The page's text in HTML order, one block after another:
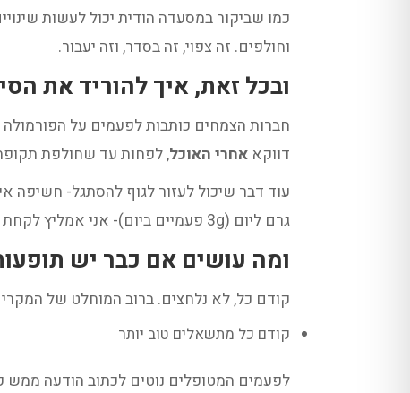
כמו שביקור במסעדה הודית יכול לעשות
וחולפים. זה צפוי, זה בסדר, וזה יעבור.
ובכל זאת, איך להוריד את
חברות הצמחים כותבות לפעמים על
דווקאאחרי האוכל, לפחות עד שחולפת
גרם ליום (3g פעמיים ביום)- אני אמליץ לקחת 2g פעמיים ביום ביומיים הראשונים (4 גרם ביום), ואח״כ להעלות את המינון.
ומה עושים אם כבר יש
קודם כל, לא נלחצים. ברוב המוחלט של
קודם כל מתשאלים טוב יותר
לפעמים המטופלים נוטים לכתוב הודעה